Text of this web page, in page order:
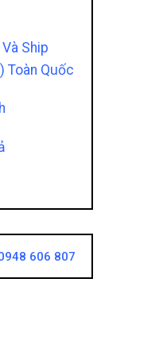
Thể Thao quantity
Ship
Toàn Quốc
606 807